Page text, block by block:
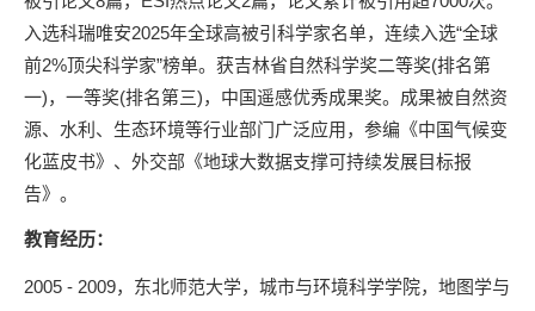
入选科瑞唯安2025年全球高被引科学家名单，连续入选“全球
前2%顶尖科学家”榜单。获吉林省自然科学奖二等奖(排名第
一)，一等奖(排名第三)，中国遥感优秀成果奖。成果被自然资
源、水利、生态环境等行业部门广泛应用，参编《中国气候变
化蓝皮书》、外交部《地球大数据支撑可持续发展目标报
告》。
教育经历：
2005 - 2009，东北师范大学，城市与环境科学学院，地图学与